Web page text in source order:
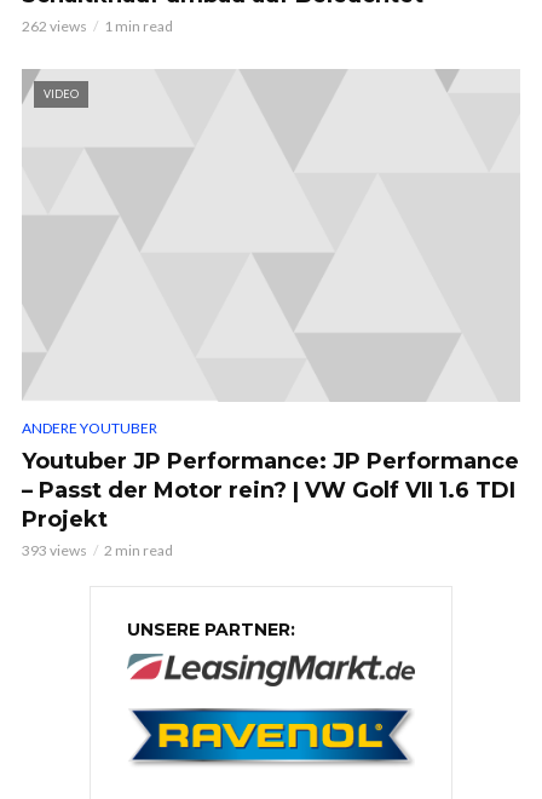
262 views 1 min read
VIDEO
ANDERE YOUTUBER
Youtuber JP Performance: JP Performance
– Passt der Motor rein? | VW Golf VII 1.6 TDI
Projekt
393 views 2 min read
UNSERE PARTNER: